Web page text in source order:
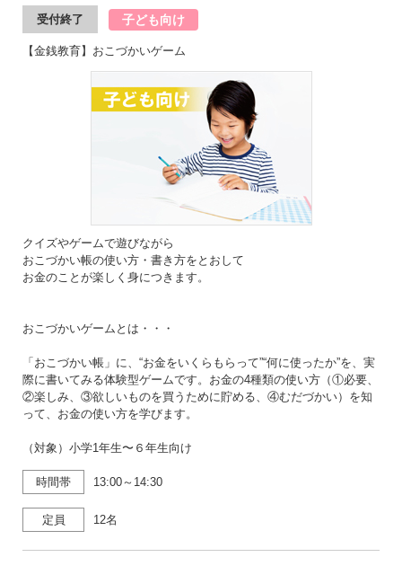
受付終了 子ども向け
【金銭教育】おこづかいゲーム
クイズやゲームで遊びながら
おこづかい帳の使い方・書き方をとおして
お金のことが楽しく身につきます。
おこづかいゲームとは・・・
「おこづかい帳」に、“お金をいくらもらって”“何に使ったか”を、実
際に書いてみる体験型ゲームです。お金の4種類の使い方（①必要、
②楽しみ、③欲しいものを買うために貯める、④むだづかい）を知
って、お金の使い方を学びます。
（対象）小学1年生〜６年生向け
時間帯 13:00～14:30
定員 12名